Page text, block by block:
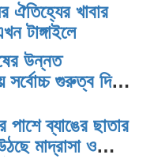
ঐতিহ্যের খাবার
টাঙ্গাইলে
উন্নত
সর্বোচ্চ গুরুত্ব দিয়ে
পাশে ব্যাঙের ছাতার
মাদ্রাসা ও